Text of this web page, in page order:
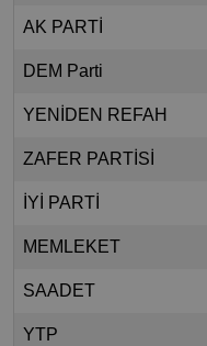
AK PARTİ
DEM Parti
YENİDEN REFAH
ZAFER PARTİSİ
İYİ PARTİ
MEMLEKET
SAADET
YTP